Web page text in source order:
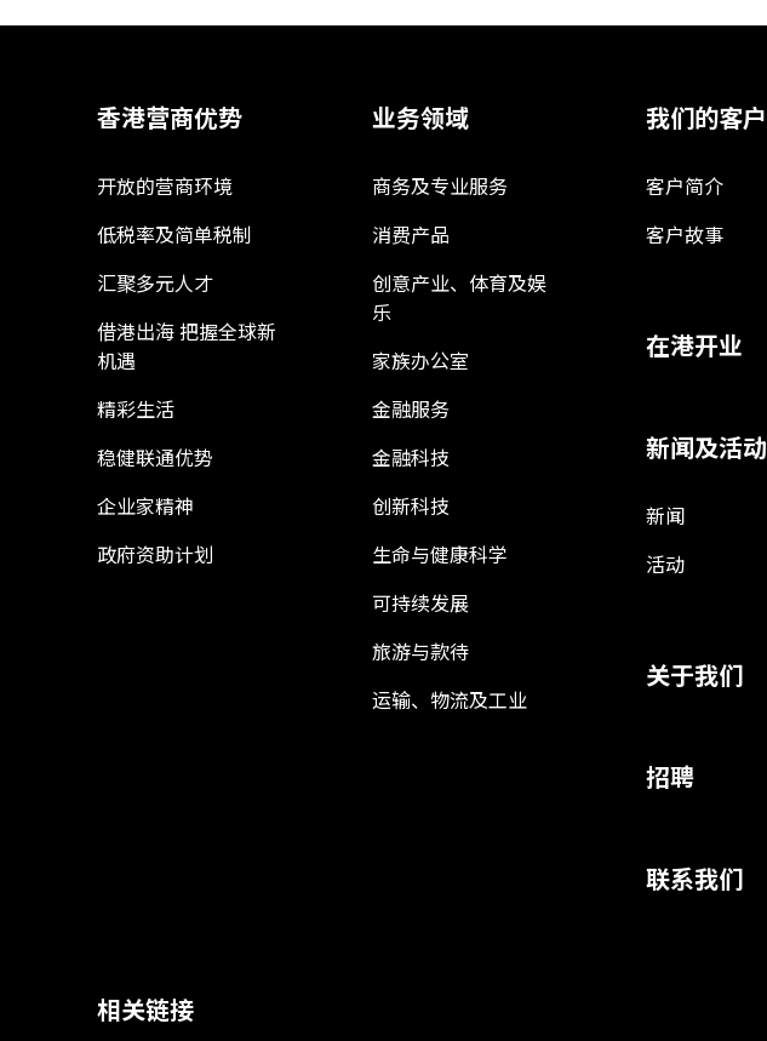
香港营商优势
开放的营商环境
低税率及简单税制
汇聚多元人才
借港出海 把握全球新
机遇
精彩生活
稳健联通优势
企业家精神
政府资助计划
业务领域
商务及专业服务
消费产品
创意产业、体育及娱
乐
家族办公室
金融服务
金融科技
创新科技
生命与健康科学
可持续发展
旅游与款待
运输、物流及工业
我们的客户
客户简介
客户故事
在港开业
新闻及活动
新闻
活动
关于我们
招聘
联系我们
相关链接